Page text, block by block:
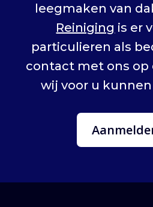
leegmaken van
Reiniging is er
particulieren als
contact met ons
wij voor u